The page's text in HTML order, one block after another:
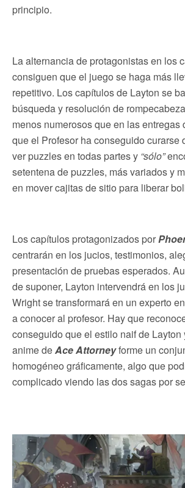
principio.
La alternancia de protagonistas en los
consiguen que el juego se haga más
repetitivo. Los capítulos de Layton se
búsqueda y resolución de
menos numerosos que en las
que el Profesor ha conseguido curarse
ver puzzles en todas partes y “sólo”
setentena de puzzles, más variados y
en mover cajitas de sitio para liberar
Los capítulos protagonizados por
centrarán en los jucios, testimonios,
presentación de pruebas esperados.
de suponer, Layton intervendrá en los
Wright se transformará en un experto
a conocer al profesor. Hay que
conseguido que el estilo naif de
anime deAce Attorneyforme un
homogéneo gráficamente, algo que
complicado viendo las dos sagas por